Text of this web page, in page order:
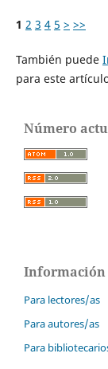
1 2 3 4 5 > >>
También puede
para este
Número
Información
Para lectores/as
Para autores/as
Para